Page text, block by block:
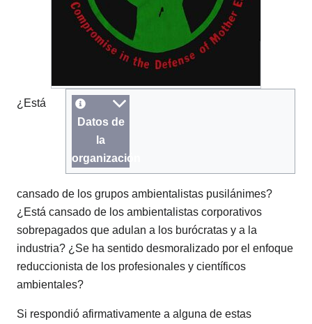
Datos de
la
organización
¿Está
cansado de los grupos ambientalistas pusilánimes?
¿Está cansado de los ambientalistas corporativos
sobrepagados que adulan a los burócratas y a la
industria? ¿Se ha sentido desmoralizado por el enfoque
reduccionista de los profesionales y científicos
ambientales?
Si respondió afirmativamente a alguna de estas